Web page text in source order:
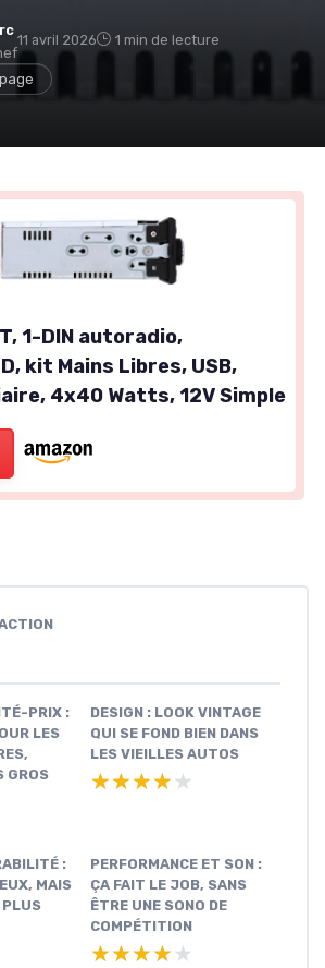
11 avril 2026 1 min de lecture
1-DIN autoradio,
kit Mains Libres, USB,
4x40 Watts, 12V Simple
PRIX :
LES
GROS
DESIGN : LOOK VINTAGE
QUI SE FOND BIEN DANS
LES VIEILLES AUTOS
★★★★★
★★★★★
:
MAIS
PLUS
PERFORMANCE ET SON :
ÇA FAIT LE JOB, SANS
ÊTRE UNE SONO DE
COMPÉTITION
★★★★★
★★★★★